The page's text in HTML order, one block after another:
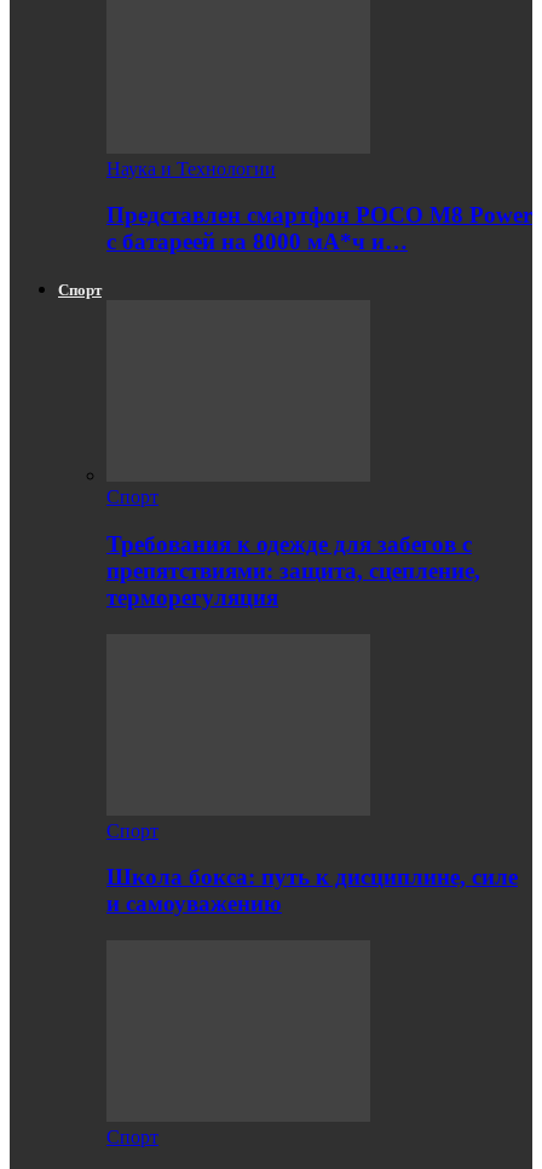
Наука и Технологии
Представлен смартфон POCO M8 Power
с батареей на 8000 мА*ч и…
Спорт
Спорт
Требования к одежде для забегов с
препятствиями: защита, сцепление,
терморегуляция
Спорт
Школа бокса: путь к дисциплине, силе
и самоуважению
Спорт